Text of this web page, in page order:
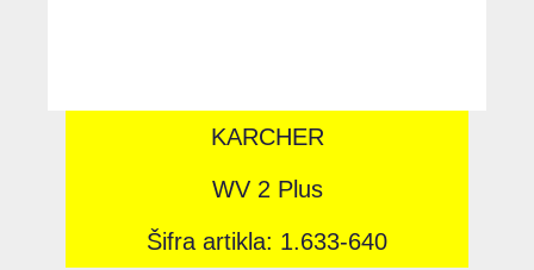
KARCHER
WV 2 Plus
Šifra artikla: 1.633-640